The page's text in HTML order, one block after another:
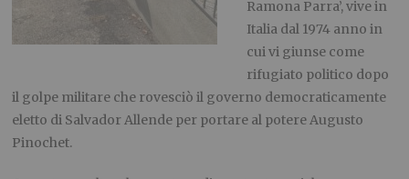
Ramona Parra’, vive in
Italia dal 1974 anno in
cui vi giunse come
rifugiato politico dopo
il golpe militare che rovesciò il governo democraticamente
eletto di Salvador Allende per portare al potere Augusto
Pinochet.